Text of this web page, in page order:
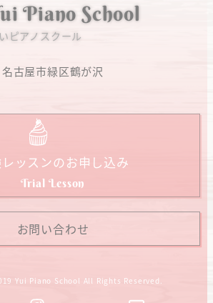
Piano School
ピアノスクール
名古屋市緑区鶴が沢
ッスンのお申し込み
Trial Lesson
お問い合わせ
Yui Piano School All Rights Reserved.